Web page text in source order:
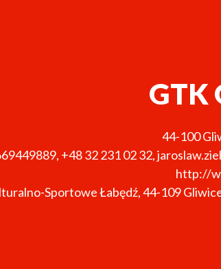
GTK
44-100
, +48 32 231 02 32,
http://
Sportowe Łabędź, 44-109